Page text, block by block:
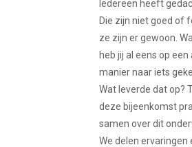
Iedereen heeft
Die zijn niet goed of
ze zijn er gewoon.
heb jij al eens op een
manier naar iets
Wat leverde dat op?
deze bijeenkomst
samen over dit
We delen ervaringen